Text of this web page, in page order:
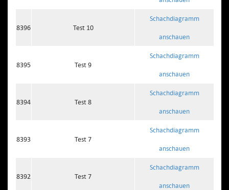
8396 Test 10
Schachdiagramm
anschauen
8395 Test 9
Schachdiagramm
anschauen
8394 Test 8
Schachdiagramm
anschauen
8393 Test 7
Schachdiagramm
anschauen
8392 Test 7
Schachdiagramm
anschauen